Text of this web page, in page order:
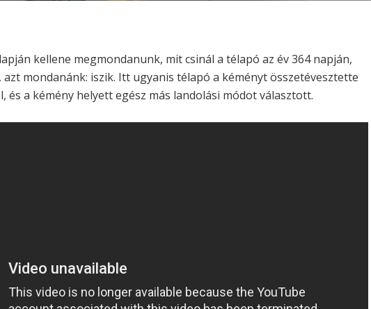
kellene megmondanunk, mit csinál a télapó az év 364 napján,
mondanánk: iszik. Itt ugyanis télapó a kéményt összetévesztette
és a kémény helyett egész más landolási módot választott.